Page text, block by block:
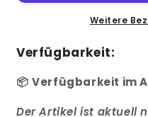
Liter
READY
Register
Liter
mit
READY
Weitere
Verfügbarkeit:
📦Verfügbarkeit im
Der Artikel ist aktuell